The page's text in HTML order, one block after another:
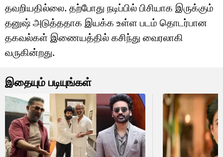
தவறியதில்லை. தற்போது நடிப்பில் பிசியாக இருக்கும்
தனுஷ் அடுத்ததாக இயக்க உள்ள படம் தொடர்பான
தகவல்கள் இணையத்தில் கசிந்து வைரலாகி
வருகின்றது.
இதையும் படியுங்கள்